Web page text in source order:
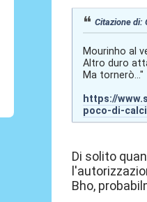
Citazione di:
Mourinho al
Altro duro
Ma tornerò..."
https://
poco-di-
Di solito
Bho,